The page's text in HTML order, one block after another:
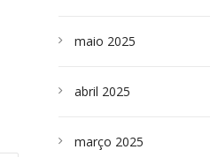
maio 2025
abril 2025
março 2025